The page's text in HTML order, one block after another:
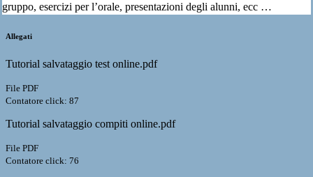
gruppo, esercizi per l’orale, presentazioni degli alunni, ecc …
Allegati
Tutorial salvataggio test online.pdf
File PDF
Contatore click: 87
Tutorial salvataggio compiti online.pdf
File PDF
Contatore click: 76